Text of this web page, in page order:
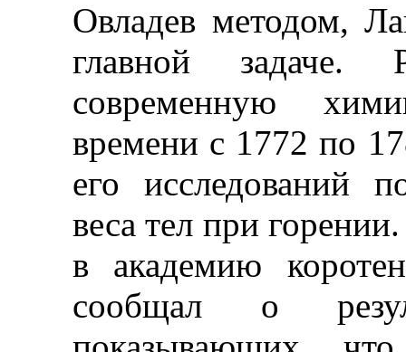
Овладев методом,
главной задаче.
современную
времени с 1772 по
его исследований
веса тел при
в академию
сообщал о